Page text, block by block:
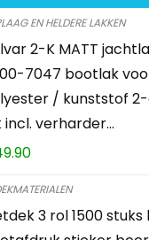
EN HELDERE LAKKEN
2-K MATT
7047 bootlak
/ kunststof
incl. verharder…
3 rol 1500 stuks